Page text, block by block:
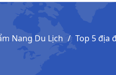
Nang Du Lịch Top 5 địa